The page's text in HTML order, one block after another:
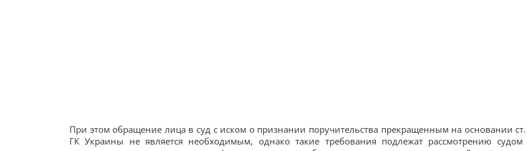
При этом обращение лица в суд с иском о признании поручительства прекращенным на основании
ГК Украины не является необходимым, однако такие требования подлежат рассмотрению судом